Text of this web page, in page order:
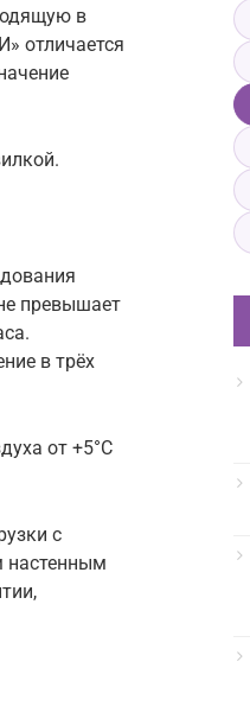
в
отличается
превышает
в трёх
от +5°С
с
настенным